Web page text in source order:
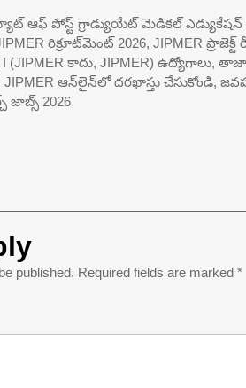
ఆఫ్ పోస్ట్ గ్రాడ్యుయేట్ మెడికల్ ఎడ్యుకేషన్
రిక్రూట్‌మెంట్ 2026, JIPMER
I (JIPMER కాదు, JIPMER) ఉద్యోగాలు,
JIPMER ఆన్‌లైన్‌లో దరఖాస్తు చేసుకోండి,
జాబ్స్ 2026
published. Required fields are marked *